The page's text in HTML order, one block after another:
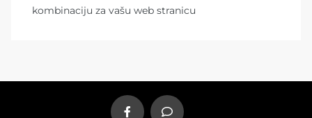
kombinaciju za vašu web stranicu